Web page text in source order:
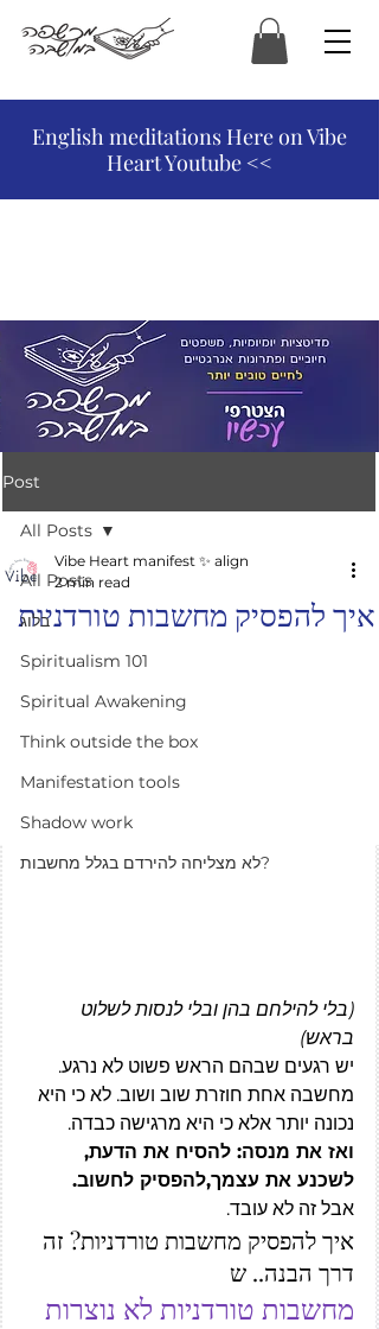
המכשפה במושבה
English meditations Here on Vibe
Heart Youtube <<
Post
All Posts
בלוג
Spiritualism 101
Spiritual Awakening
Think outside the box
Manifestation tools
Shadow work
לא מצליחה להירדם בגלל מחשבות?
All Posts
איך להפסיק מחשבות טורדניות
Vibe Heart manifest ✨️ align
2 min read
(בלי להילחם בהן ובלי לנסות לשלוט
בראש)
יש רגעים שבהם הראש פשוט לא נרגע.
מחשבה אחת חוזרת שוב ושוב. לא כי היא
נכונה יותר אלא כי היא מרגישה כבדה.
ואז את מנסה: להסיח את הדעת,
לשכנע את עצמך,להפסיק לחשוב.
אבל זה לא עובד.
איך להפסיק מחשבות טורדניות? זה
דרך הבנה.. ש
מחשבות טורדניות לא נוצרות